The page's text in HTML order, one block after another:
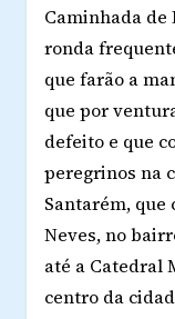
Caminhada de
ronda
que farão a
que por
defeito e que
peregrinos na
Santarém, que
Neves, no
até a Catedral
centro da